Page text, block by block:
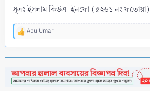
সূত্রঃ ইসলাম কিউএ. ইনফো (৫২৬১ নং ফতোয়া)
R
t
i
Abu Umar